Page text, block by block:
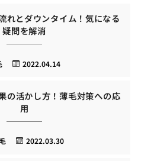
れとダウンタイム！気になる
疑問を解消
2022.04.14
の活かし方！薄毛対策への応
用
2022.03.30